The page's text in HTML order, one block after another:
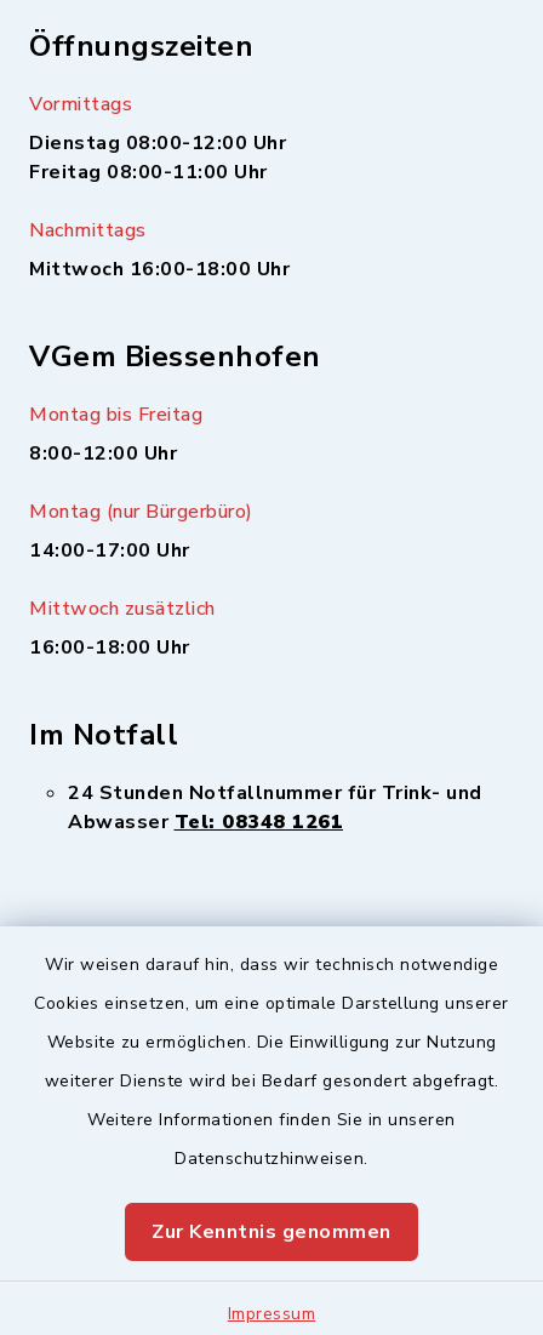
Wir weisen darauf hin, dass wir technisch notwendige
Cookies einsetzen, um eine optimale Darstellung unserer
Website zu ermöglichen. Die Einwilligung zur Nutzung
weiterer Dienste wird bei Bedarf gesondert abgefragt.
Weitere Informationen finden Sie in unseren
Datenschutzhinweisen.
Zur Kenntnis genommen
Impressum
Öffnungszeiten
Vormittags
Dienstag 08:00-12:00 Uhr
Freitag 08:00-11:00 Uhr
Nachmittags
Mittwoch 16:00-18:00 Uhr
VGem Biessenhofen
Montag bis Freitag
8:00-12:00 Uhr
Montag (nur Bürgerbüro)
14:00-17:00 Uhr
Mittwoch zusätzlich
16:00-18:00 Uhr
Im Notfall
24 Stunden Notfallnummer für Trink- und
Abwasser Tel: 08348 1261
Sicherer Kontakt
Datenschutz
Sitemap
Leitweg-ID & Rechnungsadressen